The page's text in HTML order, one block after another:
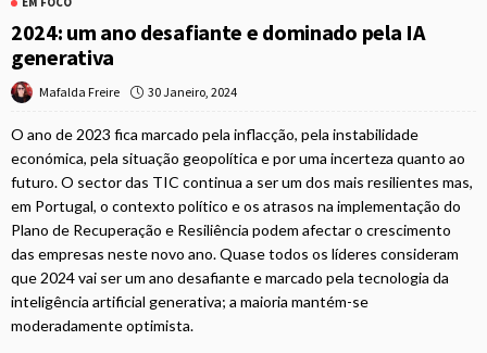
2024: um ano desafiante e dominado pela IA
generativa
Mafalda Freire 30 Janeiro, 2024
O ano de 2023 fica marcado pela inflacção, pela instabilidade
económica, pela situação geopolítica e por uma incerteza quanto ao
futuro. O sector das TIC continua a ser um dos mais resilientes mas,
em Portugal, o contexto político e os atrasos na implementação do
Plano de Recuperação e Resiliência podem afectar o crescimento
das empresas neste novo ano. Quase todos os líderes consideram
que 2024 vai ser um ano desafiante e marcado pela tecnologia da
inteligência artificial generativa; a maioria mantém-se
moderadamente optimista.